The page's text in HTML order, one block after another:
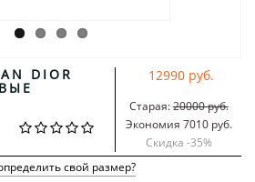
DIOR 12990 руб.
Старая:20000 руб.
Экономия 7010 руб.
Скидка -35%
свой размер?